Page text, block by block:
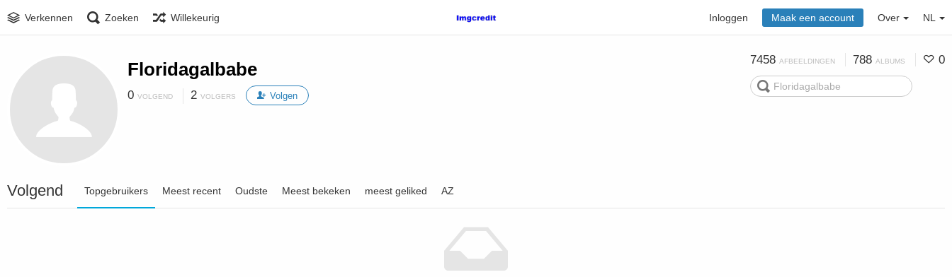
Verkennen Zoeken Willekeurig Inloggen Maak een account Over NL
Floridagalbabe
0 VOLGEND 2 VOLGERS Volgen
7458 AFBEELDINGEN 788 ALBUMS 0
Volgend Topgebruikers Meest recent Oudste Meest bekeken meest geliked AZ